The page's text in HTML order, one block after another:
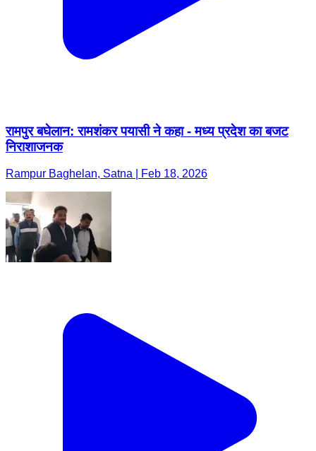
रामपुर बघेलान: रामशंकर पयासी ने कहा - मध्य प्रदेश का बजट
निराशाजनक
Rampur Baghelan, Satna | Feb 18, 2026